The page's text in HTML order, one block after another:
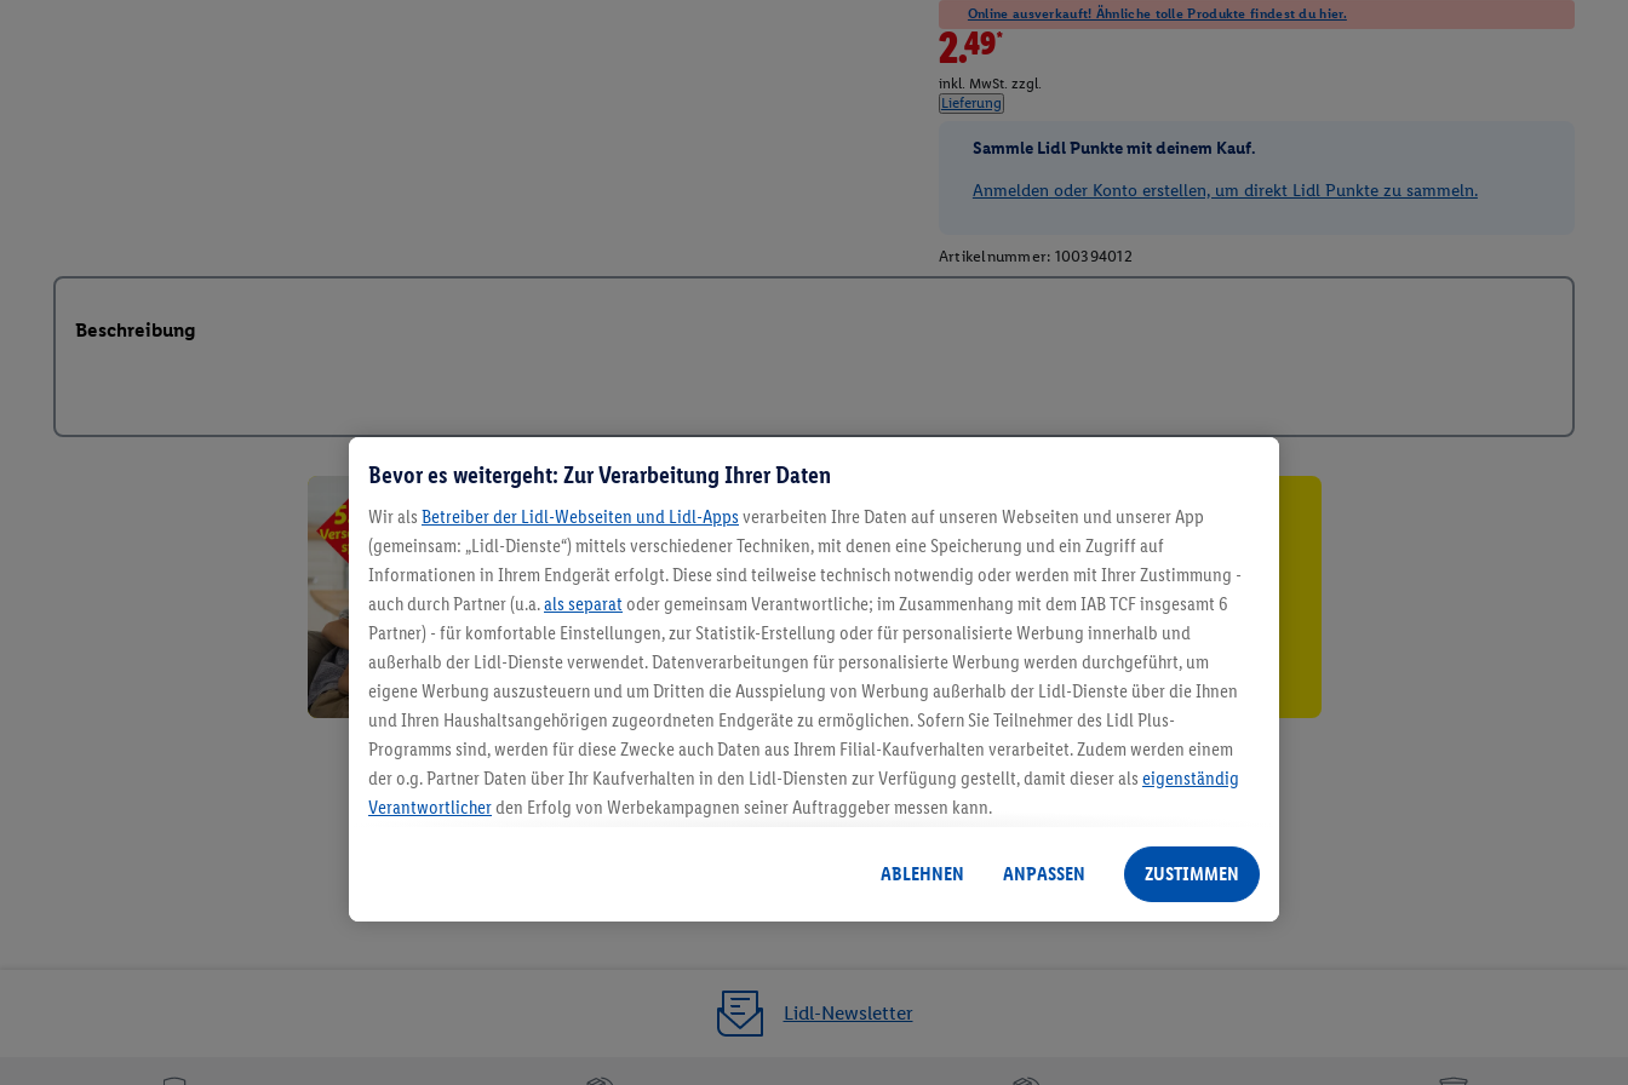
Online ausverkauft! Ähnliche tolle Produkte findest du hier.
2.49*
inkl. MwSt. zzgl.
Lieferung
Sammle Lidl Punkte mit deinem Kauf.
Anmelden oder Konto erstellen, um direkt Lidl Punkte zu sammeln.
Artikelnummer: 100394012
Beschreibung
5.95 € Versand sparen³²ᵃ
Jetzt zum Newsletter anmelden
Gutschein sichern!
Lidl-Newsletter
Bevor es weitergeht: Zur Verarbeitung Ihrer Daten
Wir als Betreiber der Lidl-Webseiten und Lidl-Apps verarbeiten Ihre Daten auf unseren Webseiten und unserer App
(gemeinsam: „Lidl-Dienste“) mittels verschiedener Techniken, mit denen eine Speicherung und ein Zugriff auf
Informationen in Ihrem Endgerät erfolgt. Diese sind teilweise technisch notwendig oder werden mit Ihrer Zustimmung -
auch durch Partner (u.a.als separat oder gemeinsam Verantwortliche; im Zusammenhang mit dem IAB TCF insgesamt 6
Partner) - für komfortable Einstellungen, zur Statistik-Erstellung oder für personalisierte Werbung innerhalb und
außerhalb der Lidl-Dienste verwendet. Datenverarbeitungen für personalisierte Werbung werden durchgeführt, um
eigene Werbung auszusteuern und um Dritten die Ausspielung von Werbung außerhalb der Lidl-Dienste über die Ihnen
und Ihren Haushaltsangehörigen zugeordneten Endgeräte zu ermöglichen. Sofern Sie Teilnehmer des Lidl Plus-
Programms sind, werden für diese Zwecke auch Daten aus Ihrem Filial-Kaufverhalten verarbeitet. Zudem werden einem
der o.g. Partner Daten über Ihr Kaufverhalten in den Lidl-Diensten zur Verfügung gestellt, damit dieser als eigenständig
Verantwortlicherden Erfolg von Werbekampagnen seiner Auftraggeber messen kann.
angereicherten Profilen. Dies umfasst die Zusammenführung von Daten (z.B. über Ihre Nutzung der Lidl-Dienste, Ihr
Kaufverhalten in den Lidl-Diensten, Informationen aus Ihrem Kundenkonto - z.B. Alter oder Geschlecht - sowie Ihre
genauen Standortdaten) auch über verschiedene Endgeräte und Lidl-Dienste hinweg einschließlich dem Speichern von
Erfolgsmessung der Werbung, zur Zielgruppenforschung, zur Entwicklung von Angeboten sowie zur technischen
Sicherung und Optimierung dieser Werbeausspielungen.
ABLEHNEN ANPASSEN ZUSTIMMEN